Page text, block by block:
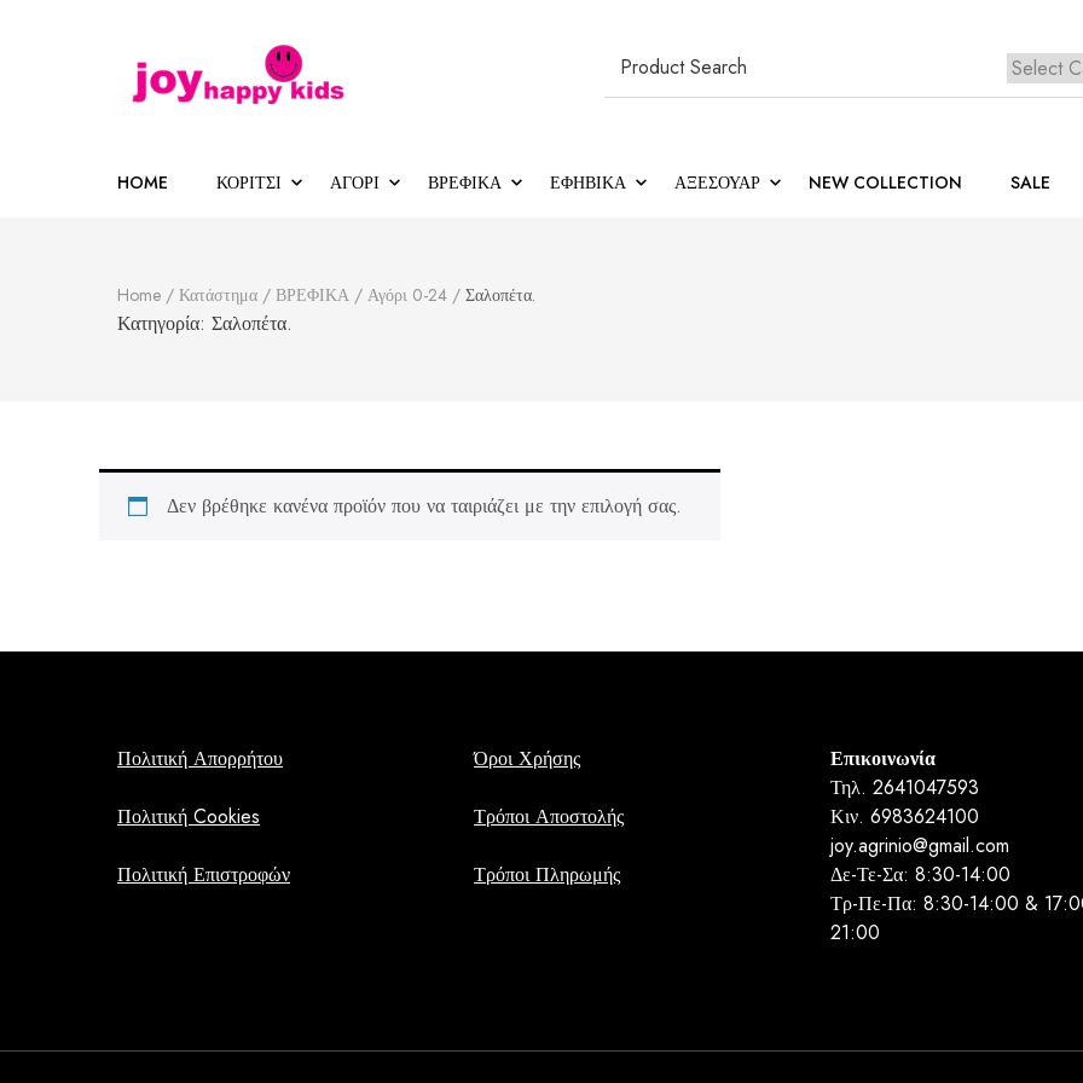
Search
for:
HOME ΚΟΡΙΤΣΙ ΑΓΟΡΙ ΒΡΕΦΙΚΑ ΕΦΗΒΙΚΆ ΑΞΕΣΟΥΑΡ NEW COLLECTION SALE
Home / Κατάστημα / ΒΡΕΦΙΚΑ / Αγόρι 0-24 / Σαλοπέτα.
Κατηγορία: Σαλοπέτα.
Δεν βρέθηκε κανένα προϊόν που να ταιριάζει με την επιλογή σας.
Πολιτική Απορρήτου
Πολιτική Cookies
Πολιτική Επιστροφών
Όροι Χρήσης
Τρόποι Αποστολής
Τρόποι Πληρωμής
Επικοινωνία
Τηλ. 2641047593
Κιν. 6983624100
joy.agrinio@gmail.com
Δε-Τε-Σα: 8:30-14:00
Τρ-Πε-Πα: 8:30-14:00 &
21:00